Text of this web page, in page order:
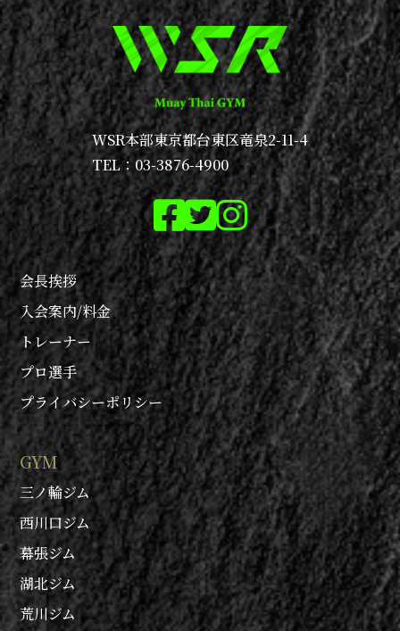
WSR本部東京都台東区竜泉2-11-4
TEL：03-3876-4900
会長挨拶
入会案内/料金
トレーナー
プロ選手
プライバシーポリシー
GYM
三ノ輪ジム
西川口ジム
幕張ジム
湖北ジム
荒川ジム